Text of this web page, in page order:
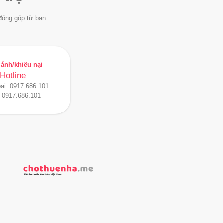
góp từ bạn.
khiếu nại
Hotline
0917.686.101
0917.686.101